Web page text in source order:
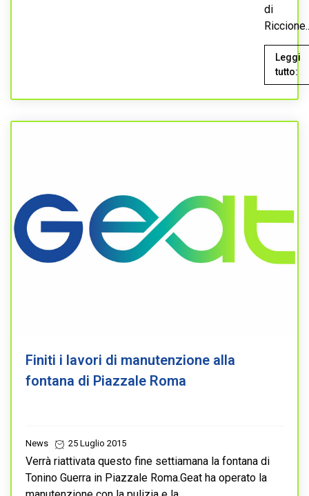
di
Leggi
tutto:
Finiti i lavori di manutenzione alla
fontana di Piazzale Roma
News 25 Luglio 2015
Verrà riattivata questo fine settiamana la fontana di
Tonino Guerra in Piazzale Roma.Geat ha operato la